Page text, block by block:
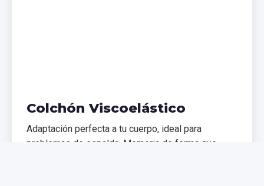
Colchón Viscoelástico
Adaptación perfecta a tu cuerpo, ideal para
problemas de espalda. Memoria de forma que